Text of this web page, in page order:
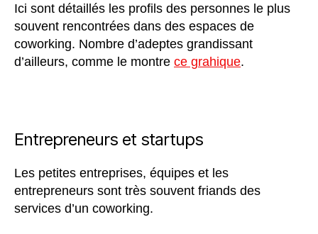
Ici sont détaillés les profils des personnes le plus
souvent rencontrées dans des espaces de
coworking. Nombre d’adeptes grandissant
d’ailleurs, comme le montre ce grahique.
Entrepreneurs et startups
Les petites entreprises, équipes et les
entrepreneurs sont très souvent friands des
services d’un coworking.